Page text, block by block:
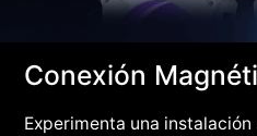
Conexión
Experimenta una